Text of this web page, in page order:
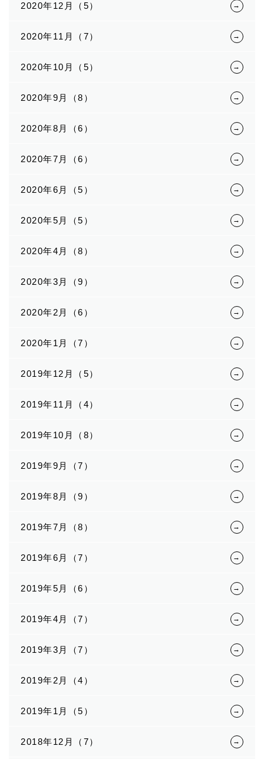
2020年12月（5）
2020年11月（7）
2020年10月（5）
2020年9月（8）
2020年8月（6）
2020年7月（6）
2020年6月（5）
2020年5月（5）
2020年4月（8）
2020年3月（9）
2020年2月（6）
2020年1月（7）
2019年12月（5）
2019年11月（4）
2019年10月（8）
2019年9月（7）
2019年8月（9）
2019年7月（8）
2019年6月（7）
2019年5月（6）
2019年4月（7）
2019年3月（7）
2019年2月（4）
2019年1月（5）
2018年12月（7）